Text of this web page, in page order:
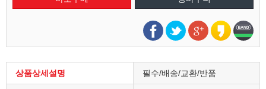
상품상세설명 필수/배송/교환/반품